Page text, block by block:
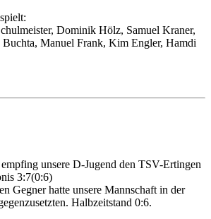
Dominik Hölz, Samuel Kraner,
Manuel Frank, Kim Engler, Hamdi
unsere D-Jugend den TSV-Ertingen
3:7(0:6)
Gegner hatte unsere Mannschaft in der
Halbzeitstand 0:6.